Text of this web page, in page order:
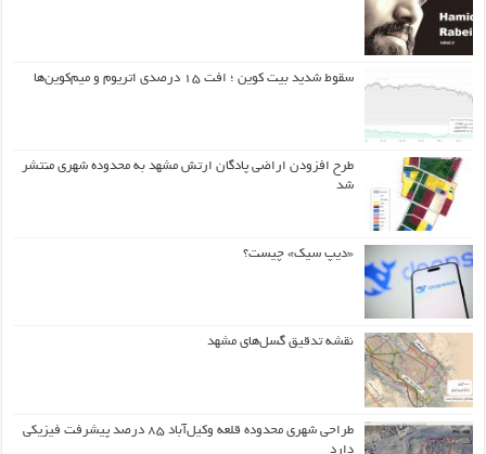
سقوط شدید بیت کوین ؛ افت ۱۵ درصدی اتریوم و میم‌کوین‌ها
طرح افزودن اراضی پادگان ارتش مشهد به محدوده شهری منتشر
شد
«دیپ سیک» چیست؟
نقشه تدقیق گسل‌های مشهد
طراحی شهری محدوده قلعه وکیل‌آباد ۸۵ درصد پیشرفت فیزیکی
دارد